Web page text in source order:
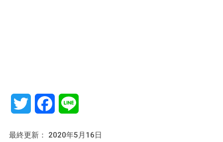
Twitter Facebook
最終更新： 2020年5月16日